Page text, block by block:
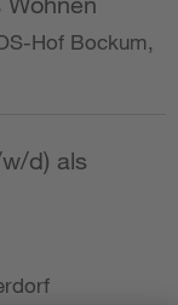
Hof Bockum,
d) als